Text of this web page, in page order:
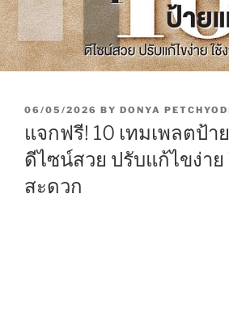
P
S
T
E
D
O
06/05/2026 BY DONYA
แจกฟรี! 10 เทมเพลตป้
ดีไซน์สวย ปรับแก้ไขง่าย
สะดวก